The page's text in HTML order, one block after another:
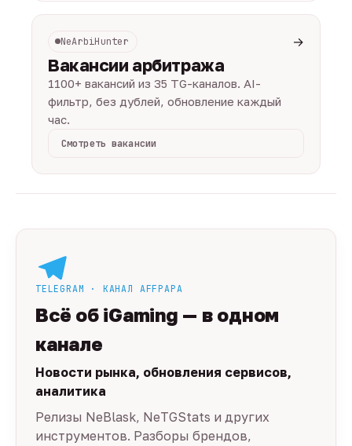
NeArbiHunter →
Вакансии арбитража
1100+ вакансий из 35 TG-каналов. AI-
фильтр, без дублей, обновление каждый
час.
Смотреть вакансии
TELEGRAM · КАНАЛ AFFPAPA
Всё об iGaming — в одном
канале
Новости рынка, обновления сервисов,
аналитика
Релизы NeBlask, NeTGStats и других
инструментов. Разборы брендов,